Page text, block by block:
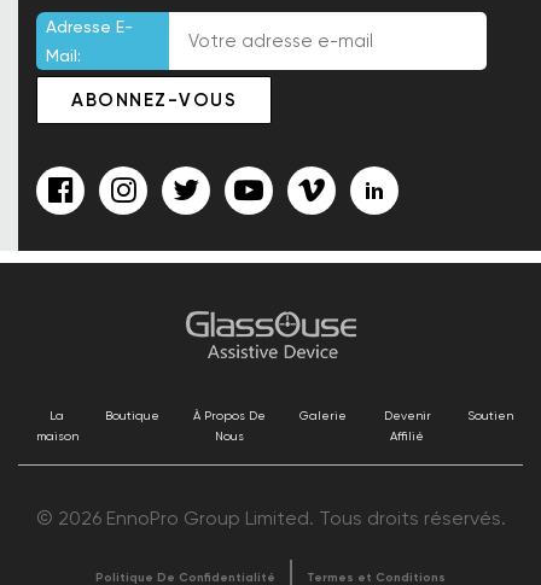
Adresse E-
Mail:
La
maison
Boutique
À Propos De
Nous
Galerie
Devenir
Affilié
Soutien
© 2026 EnnoPro Group Limited. Tous droits réservés.
Politique De Confidentialité Termes et Conditions